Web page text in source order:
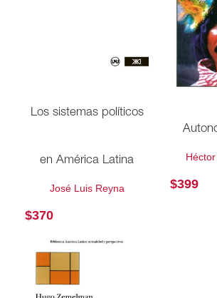
Los sistemas políticos
en América Latina
José Luis Reyna
$370
$399